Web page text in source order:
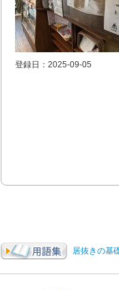
登録日：2025-09-05
居抜きの基